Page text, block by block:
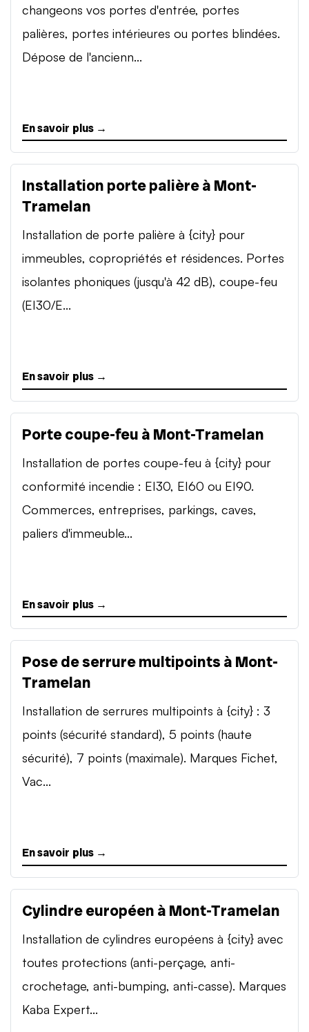
changeons vos portes d'entrée, portes
palières, portes intérieures ou portes blindées.
Dépose de l'ancienn...
En savoir plus →
Installation porte palière à Mont-
Tramelan
Installation de porte palière à {city} pour
immeubles, copropriétés et résidences. Portes
isolantes phoniques (jusqu'à 42 dB), coupe-feu
(EI30/E...
En savoir plus →
Porte coupe-feu à Mont-Tramelan
Installation de portes coupe-feu à {city} pour
conformité incendie : EI30, EI60 ou EI90.
Commerces, entreprises, parkings, caves,
paliers d'immeuble...
En savoir plus →
Pose de serrure multipoints à Mont-
Tramelan
Installation de serrures multipoints à {city} : 3
points (sécurité standard), 5 points (haute
sécurité), 7 points (maximale). Marques Fichet,
Vac...
En savoir plus →
Cylindre européen à Mont-Tramelan
Installation de cylindres européens à {city} avec
toutes protections (anti-perçage, anti-
crochetage, anti-bumping, anti-casse). Marques
Kaba Expert...